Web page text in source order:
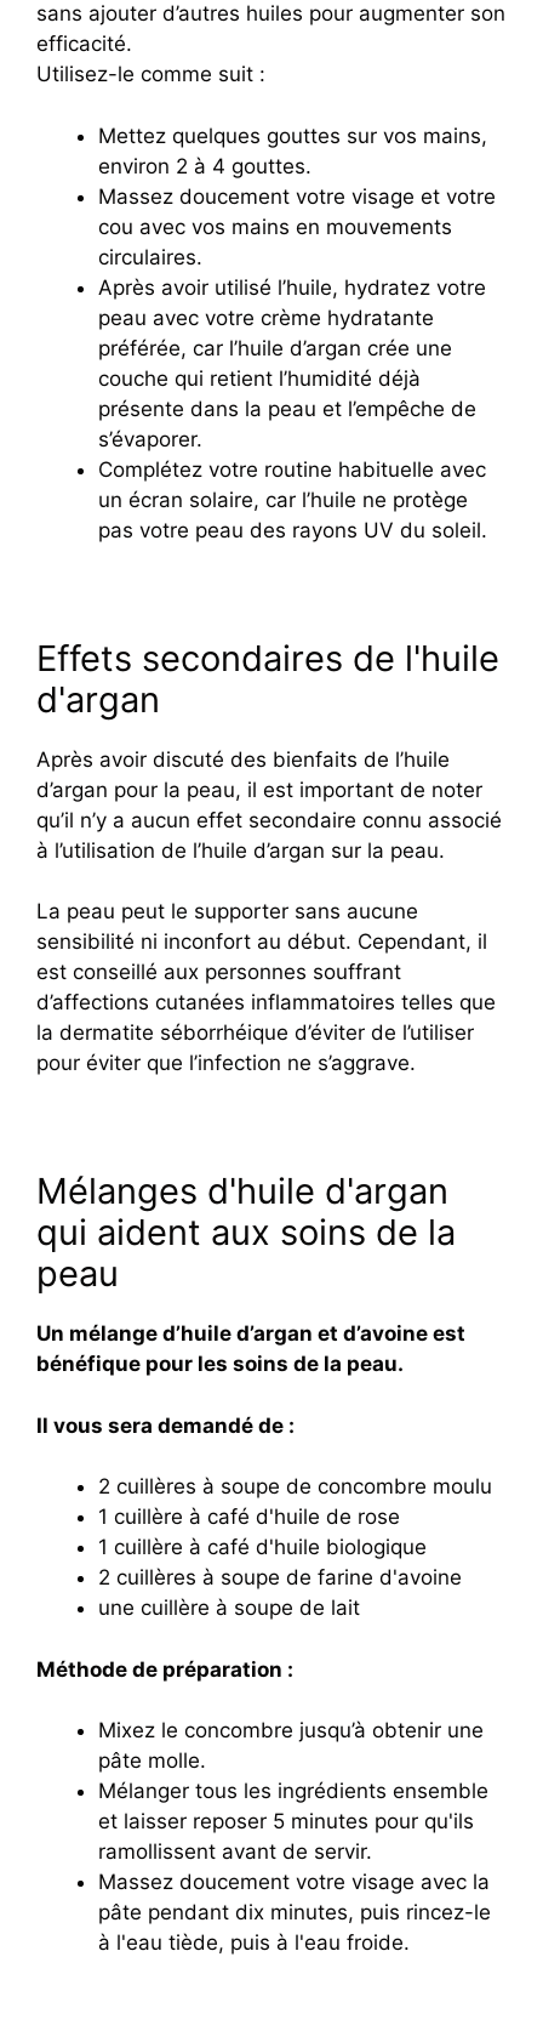
sans ajouter d’autres huiles pour augmenter son
efficacité.
Utilisez-le comme suit :
Mettez quelques gouttes sur vos mains,
environ 2 à 4 gouttes.
Massez doucement votre visage et votre
cou avec vos mains en mouvements
circulaires.
Après avoir utilisé l’huile, hydratez votre
peau avec votre crème hydratante
préférée, car l’huile d’argan crée une
couche qui retient l’humidité déjà
présente dans la peau et l’empêche de
s’évaporer.
Complétez votre routine habituelle avec
un écran solaire, car l’huile ne protège
pas votre peau des rayons UV du soleil.
Effets secondaires de l'huile
d'argan
Après avoir discuté des bienfaits de l’huile
d’argan pour la peau, il est important de noter
qu’il n’y a aucun effet secondaire connu associé
à l’utilisation de l’huile d’argan sur la peau.
La peau peut le supporter sans aucune
sensibilité ni inconfort au début. Cependant, il
est conseillé aux personnes souffrant
d’affections cutanées inflammatoires telles que
la dermatite séborrhéique d’éviter de l’utiliser
pour éviter que l’infection ne s’aggrave.
Mélanges d'huile d'argan
qui aident aux soins de la
peau
Un mélange d’huile d’argan et d’avoine est
bénéfique pour les soins de la peau.
Il vous sera demandé de :
2 cuillères à soupe de concombre moulu
1 cuillère à café d'huile de rose
1 cuillère à café d'huile biologique
2 cuillères à soupe de farine d'avoine
une cuillère à soupe de lait
Méthode de préparation :
Mixez le concombre jusqu’à obtenir une
pâte molle.
Mélanger tous les ingrédients ensemble
et laisser reposer 5 minutes pour qu'ils
ramollissent avant de servir.
Massez doucement votre visage avec la
pâte pendant dix minutes, puis rincez-le
à l'eau tiède, puis à l'eau froide.